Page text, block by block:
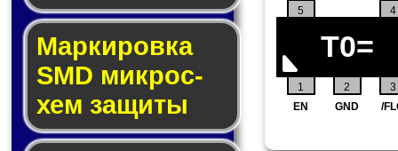
Мар­ки­ров­ка
SMD мик­рос­
хем защиты
1 2 3
4
EN GND /
5
T0=